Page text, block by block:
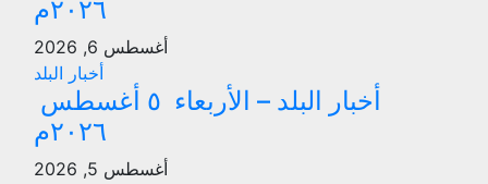
٢٠٢٦م
أغسطس 6, 2026
أخبار البلد
أخبار البلد – الأربعاء ٥ أغسطس
٢٠٢٦م
أغسطس 5, 2026